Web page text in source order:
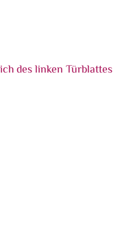
linken Türblattes